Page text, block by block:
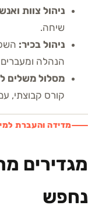
ניהול צוות
שיחה.
ניהול בכיר:
הנהלה ומעברים
מסלול משלים
קורס קבוצתי,
מדידה והעברת
מגדירים
נחפש